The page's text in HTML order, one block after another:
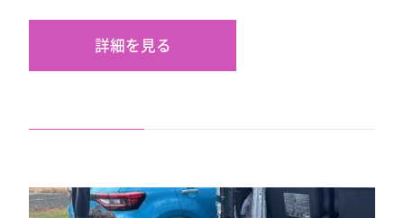
詳細を見る